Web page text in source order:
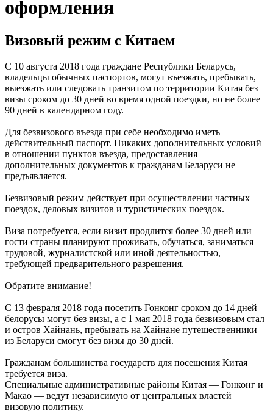
оформления
Визовый режим с Китаем
C 10 августа 2018 года граждане Республики Беларусь,
владельцы обычных паспортов, могут въезжать, пребывать,
выезжать или следовать транзитом по территории Китая без
визы сроком до 30 дней во время одной поездки, но не более
90 дней в календарном году.
Для безвизового въезда при себе необходимо иметь
действительный паспорт. Никаких дополнительных условий
в отношении пунктов въезда, предоставления
дополнительных документов к гражданам Беларуси не
предъявляется.
Безвизовый режим действует при осуществлении частных
поездок, деловых визитов и туристических поездок.
Виза потребуется, если визит продлится более 30 дней или
гости страны планируют проживать, обучаться, заниматься
трудовой, журналистской или иной деятельностью,
требующей предварительного разрешения.
Обратите внимание!
С 13 февраля 2018 года посетить Гонконг сроком до 14 дней
белорусы могут без визы, а с 1 мая 2018 года безвизовым стал
и остров Хайнань, пребывать на Хайнане путешественники
из Беларуси смогут без визы до 30 дней.
Гражданам большинства государств для посещения Китая
требуется виза.
Специальные административные районы Китая — Гонконг и
Макао — ведут независимую от центральных властей
визовую политику.